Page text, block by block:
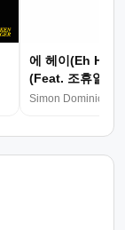
에 헤이(Eh Hey)
(Feat. 조휴일 Of
정치마)
Simon Dominic